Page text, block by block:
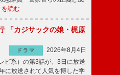
を読む
「カジサックの娘・梶原
ドラマ
2026年8月4日
ビ系）の第3話が、3日に放送
に放送されて人気を博した学